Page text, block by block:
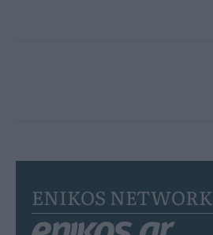
ENIKOS NETWORK